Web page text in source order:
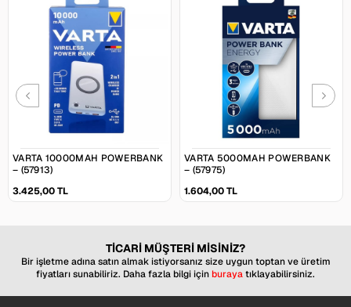
VARTA 10000MAH POWERBANK
– (57913)
3.425,00 TL
VARTA 5000MAH POWERBANK
– (57975)
1.604,00 TL
TİCARİ MÜŞTERİ MİSİNİZ?
Bir işletme adına satın almak istiyorsanız size uygun toptan ve üretim
fiyatları sunabiliriz. Daha fazla bilgi için burayatıklayabilirsiniz.